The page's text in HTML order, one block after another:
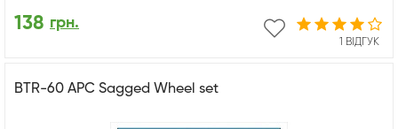
1 ВІДГУК
138 грн.
BTR-60 APC Sagged Wheel set